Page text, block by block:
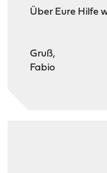
Über Eure Hilfe
Gruß,
Fabio